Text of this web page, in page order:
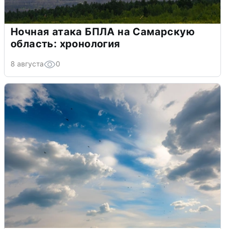
Ночная атака БПЛА на Самарскую
область: хронология
8 августа 0